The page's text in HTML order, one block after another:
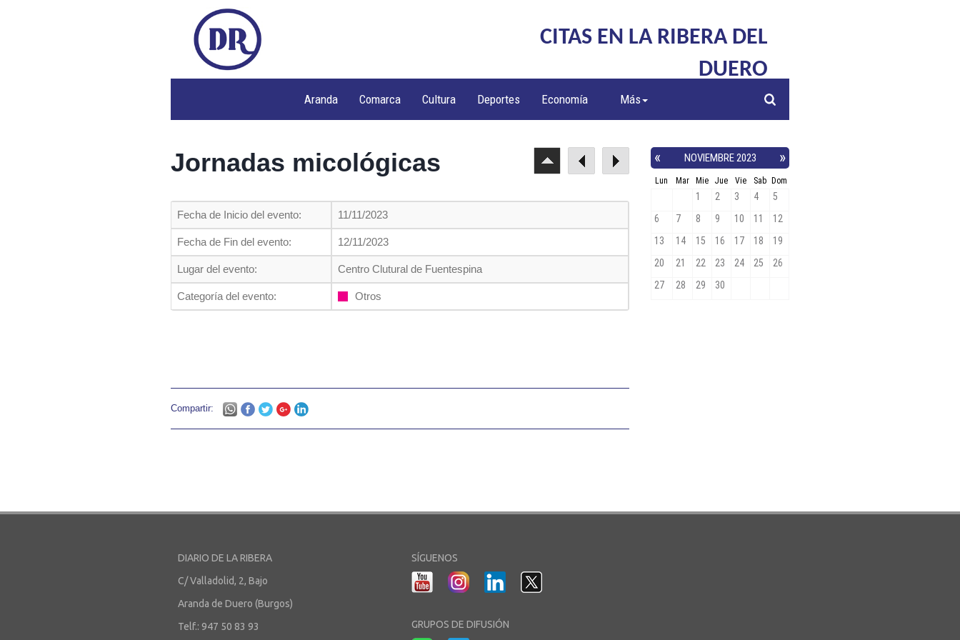
CITAS EN LA RIBERA DEL
DUERO
Aranda Comarca Cultura Deportes Economía Más
Jornadas micológicas
Fecha de Inicio del evento: 11/11/2023
Fecha de Fin del evento: 12/11/2023
Lugar del evento: Centro Clutural de Fuentespina
Categoría del evento: Otros
Compartir:
DIARIO DE LA RIBERA
C/ Valladolid, 2, Bajo
Aranda de Duero (Burgos)
Telf.: 947 50 83 93
SÍGUENOS
GRUPOS DE DIFUSIÓN